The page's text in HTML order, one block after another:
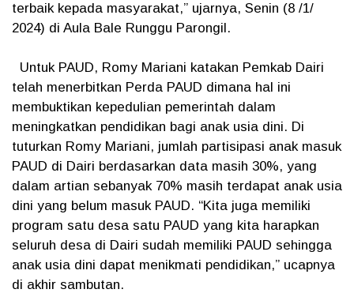
terbaik kepada masyarakat,” ujarnya, Senin (8 /1/
2024) di Aula Bale Runggu Parongil.
Untuk PAUD, Romy Mariani katakan Pemkab Dairi
telah menerbitkan Perda PAUD dimana hal ini
membuktikan kepedulian pemerintah dalam
meningkatkan pendidikan bagi anak usia dini. Di
tuturkan Romy Mariani, jumlah partisipasi anak masuk
PAUD di Dairi berdasarkan data masih 30%, yang
dalam artian sebanyak 70% masih terdapat anak usia
dini yang belum masuk PAUD. “Kita juga memiliki
program satu desa satu PAUD yang kita harapkan
seluruh desa di Dairi sudah memiliki PAUD sehingga
anak usia dini dapat menikmati pendidikan,” ucapnya
di akhir sambutan.